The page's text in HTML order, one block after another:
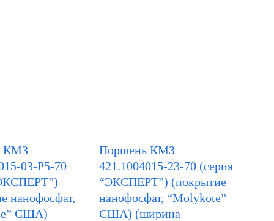
КМЗ
03-Р5-70
нанофосфат,
США)
Поршень КМЗ
421.1004015-23-70 (серия
“ЭКСПЕРТ”) (покрытие
нанофосфат, “Molykote”
США) (ширина